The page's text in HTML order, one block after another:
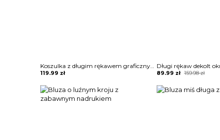
119.99 zł 159.98zł
Original
was:
159.98 zł.
89.99 zł
Current
is:
89.99 zł.